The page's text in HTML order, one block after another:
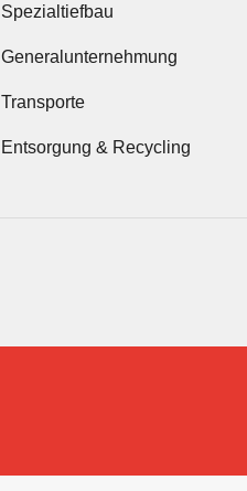
Spezialtiefbau
Generalunternehmung
Transporte
Entsorgung & Recycling